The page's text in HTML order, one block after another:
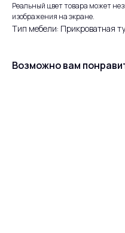
Реальный цвет товара может
изображения на экране.
Тип мебели: Прикроватная
Возможно вам